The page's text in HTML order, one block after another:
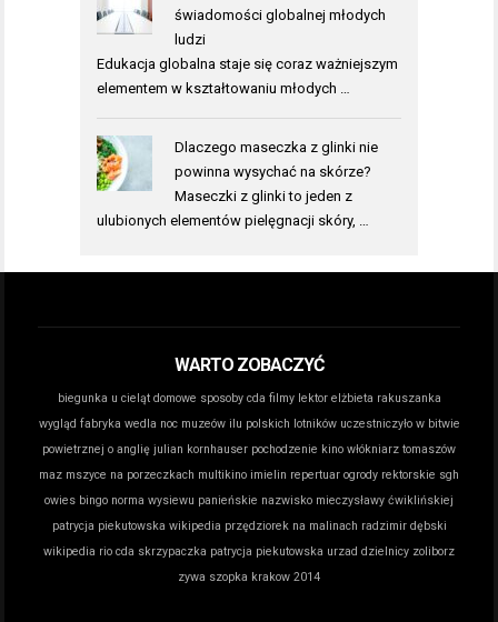
świadomości globalnej młodych
ludzi
Edukacja globalna staje się coraz ważniejszym
elementem w kształtowaniu młodych …
Dlaczego maseczka z glinki nie
powinna wysychać na skórze?
Maseczki z glinki to jeden z
ulubionych elementów pielęgnacji skóry, …
WARTO ZOBACZYĆ
biegunka u cieląt domowe sposoby cda filmy lektor elżbieta rakuszanka
wygląd fabryka wedla noc muzeów ilu polskich lotników uczestniczyło w bitwie
powietrznej o anglię julian kornhauser pochodzenie kino włókniarz tomaszów
maz mszyce na porzeczkach multikino imielin repertuar ogrody rektorskie sgh
owies bingo norma wysiewu panieńskie nazwisko mieczysławy ćwiklińskiej
patrycja piekutowska wikipedia przędziorek na malinach radzimir dębski
wikipedia rio cda skrzypaczka patrycja piekutowska urzad dzielnicy zoliborz
zywa szopka krakow 2014